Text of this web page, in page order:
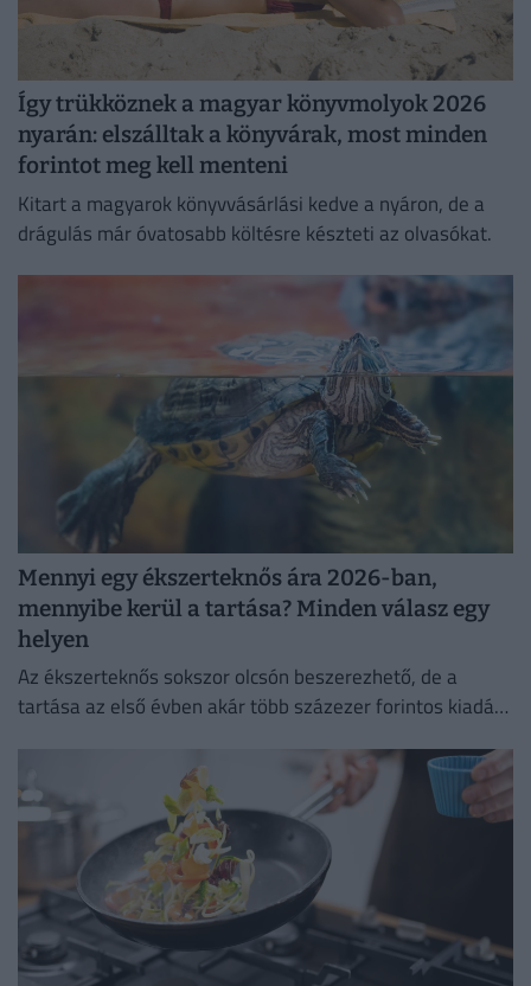
Így trükköznek a magyar könyvmolyok 2026
nyarán: elszálltak a könyvárak, most minden
forintot meg kell menteni
Kitart a magyarok könyvvásárlási kedve a nyáron, de a
drágulás már óvatosabb költésre készteti az olvasókat.
Mennyi egy ékszerteknős ára 2026-ban,
mennyibe kerül a tartása? Minden válasz egy
helyen
Az ékszerteknős sokszor olcsón beszerezhető, de a
tartása az első évben akár több százezer forintos kiadás